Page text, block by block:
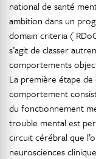
national de santé
ambition dans un
domain criteria (
s’agit de classer
comportements
La première étape
comportement
du fonctionnement
trouble mental est
circuit cérébral que
neurosciences